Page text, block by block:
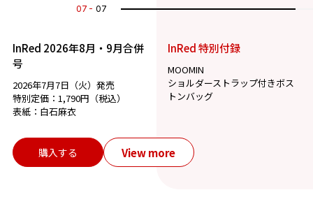
07 07
InRed 2026年8月・9月合併
号
2026年7月7日（火）発売
特別定価：1,790円（税込）
表紙：白石麻衣
InRed 特別付録
MOOMIN
ショルダーストラップ付きボス
トンバッグ
購入する View more